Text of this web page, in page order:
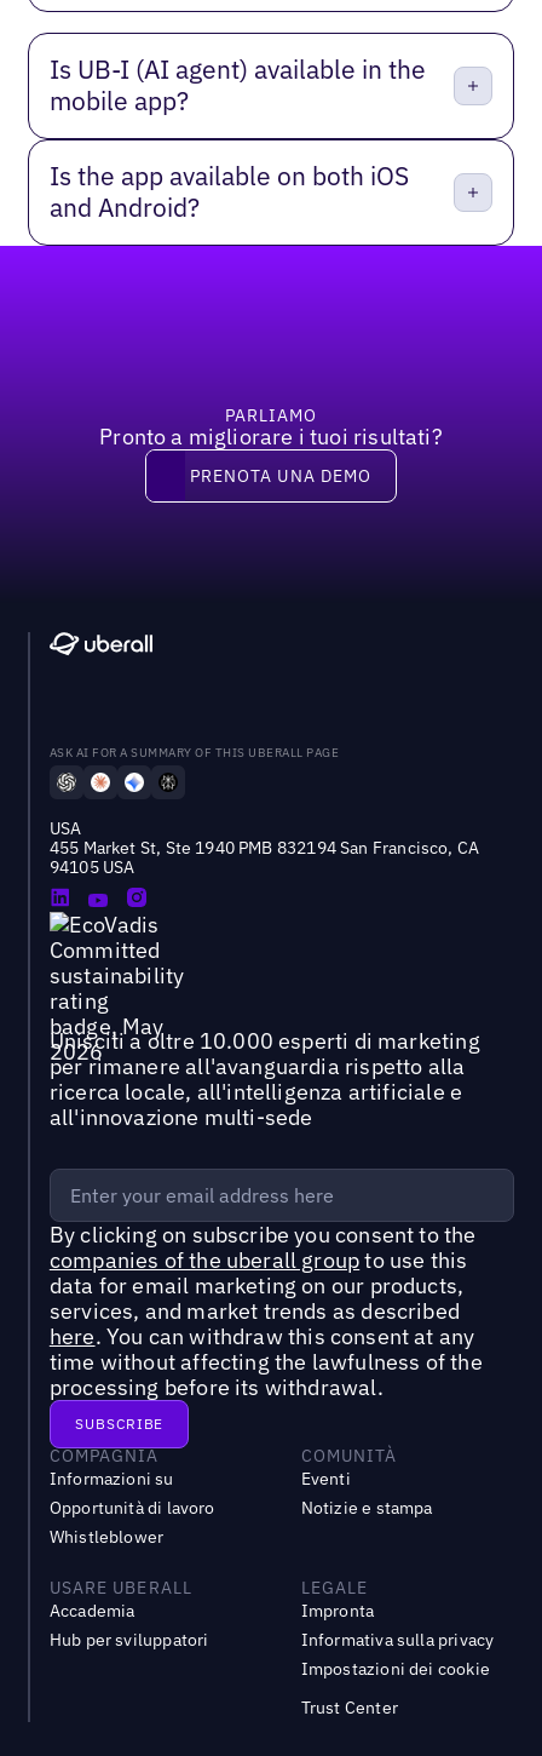
Is UB‑I (AI agent) available in the
mobile app?
Is the app available on both iOS
and Android?
PARLIAMO
Pronto a migliorare i tuoi risultati?
Prenota una demo
PRENOTA UNA DEMO
ASK AI FOR A SUMMARY OF THIS UBERALL PAGE
USA
455 Market St, Ste 1940 PMB 832194 San Francisco, CA
94105 USA
Unisciti a oltre 10.000 esperti di marketing
per rimanere all'avanguardia rispetto alla
ricerca locale, all'intelligenza artificiale e
all'innovazione multi-sede
By clicking on subscribe you consent to the
companies of the uberall groupto use this
data for email marketing on our products,
services, and market trends as described
here. You can withdraw this consent at any
time without affecting the lawfulness of the
processing before its withdrawal.
COMPAGNIA
Informazioni su
Opportunità di lavoro
Whistleblower
COMUNITÀ
Eventi
Notizie e stampa
USARE UBERALL
Accademia
Hub per sviluppatori
LEGALE
Impronta
Informativa sulla privacy
Impostazioni dei cookie
Trust Center